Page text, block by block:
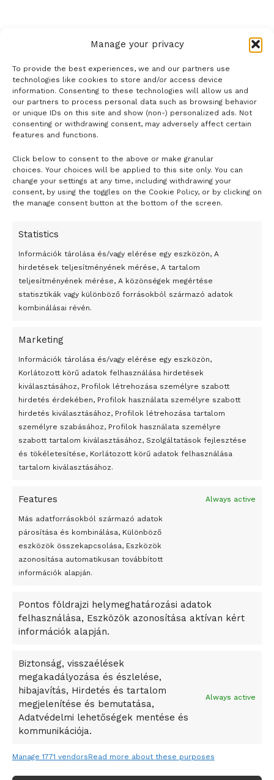
Manage your privacy
To provide the best experiences, we and our partners use
technologies like cookies to store and/or access device
information. Consenting to these technologies will allow us and
our partners to process personal data such as browsing behavior
or unique IDs on this site and show (non-) personalized ads. Not
consenting or withdrawing consent, may adversely affect certain
features and functions.
Click below to consent to the above or make granular
choices. Your choices will be applied to this site only. You can
change your settings at any time, including withdrawing your
consent, by using the toggles on the Cookie Policy, or by clicking on
the manage consent button at the bottom of the screen.
Statistics
Információk tárolása és/vagy elérése egy eszközön, A
hirdetések teljesítményének mérése, A tartalom
teljesítményének mérése, A közönségek megértése
statisztikák vagy különböző forrásokból származó adatok
kombinálásai révén.
Marketing
Információk tárolása és/vagy elérése egy eszközön,
Korlátozott körű adatok felhasználása hirdetések
kiválasztásához, Profilok létrehozása személyre szabott
hirdetés érdekében, Profilok használata személyre szabott
hirdetés kiválasztásához, Profilok létrehozása tartalom
személyre szabásához, Profilok használata személyre
szabott tartalom kiválasztásához, Szolgáltatások fejlesztése
és tökéletesítése, Korlátozott körű adatok felhasználása
tartalom kiválasztásához.
Features Always active
Más adatforrásokból származó adatok
párosítása és kombinálása, Különböző
eszközök összekapcsolása, Eszközök
azonosítása automatikusan továbbított
információk alapján.
Pontos földrajzi helymeghatározási adatok
felhasználása, Eszközök azonosítása aktívan kért
információk alapján.
Biztonság, visszaélések
megakadályozása és észlelése,
hibajavítás, Hirdetés és tartalom
megjelenítése és bemutatása,
Adatvédelmi lehetőségek mentése és
kommunikációja.
Always active
Manage 1771 vendorsRead more about these purposes
- H I R D E T É S -
Átmenetileg szünetelnek az összecsapások Bahmutnál
Egy vagyonért adták el Banksy művét miután elégették.
Az 1950-ben elhunyt alkotók művei szabadon
felhasználhatóvá válnak
Megváltoztatják a montenegrói egyházügyi törvény
Peking – A visegrádi országok zsidó kulturális örökségét
bemutató fotókiállítás nyílt
Megveszi az osztrák Wienerberger az amerikai Meridian
Bricket
A Startup Campus egyetemi programjainak legjobbjai az
A Ringo Starr új albummal jelentkezik
A Vajdasági Magyar Szövetség államtitkárait kinevezték
Dzsingisz kán hódító hadjárata okozta
Kuramagomedov ötödik, Muszukajev elődöntős – Birkózó
világkupa